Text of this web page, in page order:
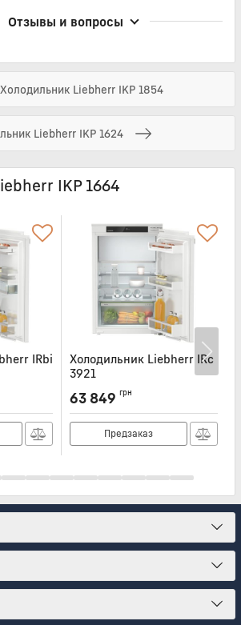
Отзывы и вопросы
Холодильник Liebherr IKP 1854
Liebherr IKP 1624
IKP 1664
IRbi
Холодильник Liebherr IRc
3921
IRC3921
63 849 грн
Предзаказ